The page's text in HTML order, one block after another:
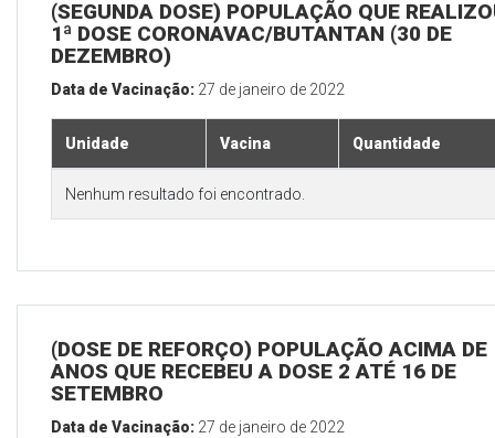
(SEGUNDA DOSE) POPULAÇÃO QUE
1ª DOSE CORONAVAC/BUTANTAN (30 DE
DEZEMBRO)
Data de Vacinação: 27 de janeiro de 2022
Unidade Vacina Quantidade
Nenhum resultado foi encontrado.
(DOSE DE REFORÇO) POPULAÇÃO ACIMA DE
ANOS QUE RECEBEU A DOSE 2 ATÉ 16 DE
SETEMBRO
Data de Vacinação: 27 de janeiro de 2022